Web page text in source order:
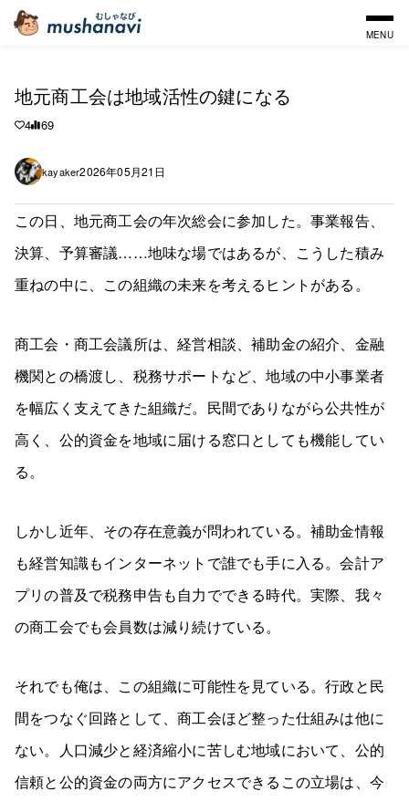
MENU
地元商工会は地域活性の鍵になる
4 69
kayaker2026年05月21日
この日、地元商工会の年次総会に参加した。事業報告、
決算、予算審議……地味な場ではあるが、こうした積み
重ねの中に、この組織の未来を考えるヒントがある。
商工会・商工会議所は、経営相談、補助金の紹介、金融
機関との橋渡し、税務サポートなど、地域の中小事業者
を幅広く支えてきた組織だ。民間でありながら公共性が
高く、公的資金を地域に届ける窓口としても機能してい
る。
しかし近年、その存在意義が問われている。補助金情報
も経営知識もインターネットで誰でも手に入る。会計ア
プリの普及で税務申告も自力でできる時代。実際、我々
の商工会でも会員数は減り続けている。
それでも俺は、この組織に可能性を見ている。行政と民
間をつなぐ回路として、商工会ほど整った仕組みは他に
ない。人口減少と経済縮小に苦しむ地域において、公的
信頼と公的資金の両方にアクセスできるこの立場は、今